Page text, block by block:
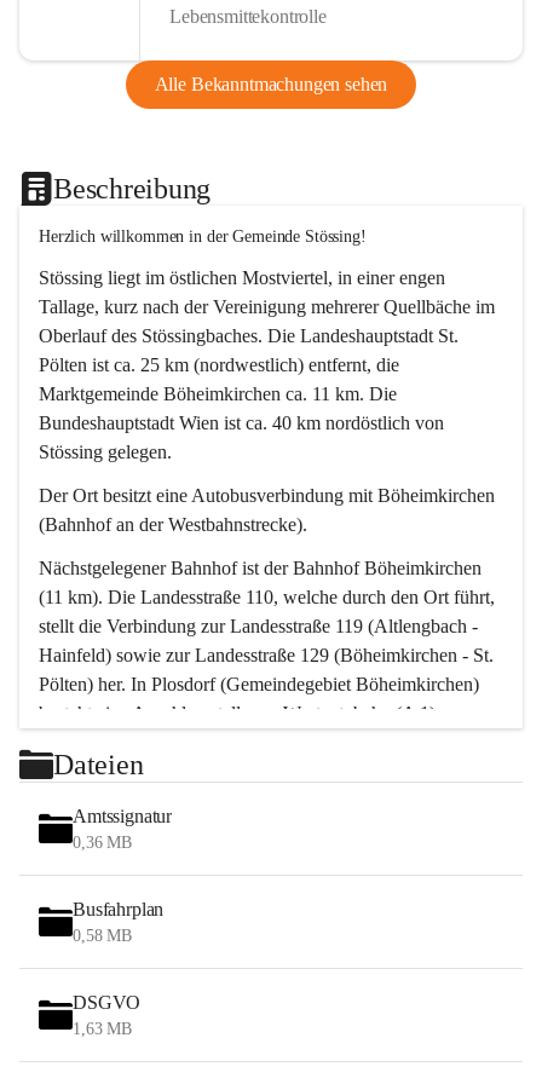
Lebensmittekontrolle
Alle Bekanntmachungen sehen
Beschreibung
Herzlich willkommen in der Gemeinde Stössing!
Stössing liegt im östlichen Mostviertel, in einer engen
Tallage, kurz nach der Vereinigung mehrerer Quellbäche im
Oberlauf des Stössingbaches. Die Landeshauptstadt St.
Pölten ist ca. 25 km (nordwestlich) entfernt, die
Marktgemeinde Böheimkirchen ca. 11 km. Die
Bundeshauptstadt Wien ist ca. 40 km nordöstlich von
Stössing gelegen.
Der Ort besitzt eine Autobusverbindung mit Böheimkirchen
(Bahnhof an der Westbahnstrecke).
Nächstgelegener Bahnhof ist der Bahnhof Böheimkirchen
(11 km). Die Landesstraße 110, welche durch den Ort führt,
stellt die Verbindung zur Landesstraße 119 (Altlengbach -
Hainfeld) sowie zur Landesstraße 129 (Böheimkirchen - St.
Pölten) her. In Plosdorf (Gemeindegebiet Böheimkirchen)
besteht eine Anschlussstelle zur Westautobahn (A 1).
Wien erreicht man in ca. 45 Minuten.
Stössing zählt noch zum Naherholungsraum Wien sowie
zum Naherholungsraum St. Pölten. Viele Bauernhöfe hatten
„ihre Wiener“. Seit 1960 bauten viele Wiener
Wochenendhäuser im Gemeindegebiet. Wegen des
waldreichen Jagdgebietes haben viele Jagdpächter ihre
Das Wandern ist aus touristischer Sicht die bedeutendste
Tätigkeit. Das hügelige Gebiet mit Wanderwegen durch
Wiesen, Wälder und Obstkulturen lädt dazu ein. Gefördert
Dateien
Amtssignatur
0,36 MB
Busfahrplan
0,58 MB
DSGVO
1,63 MB